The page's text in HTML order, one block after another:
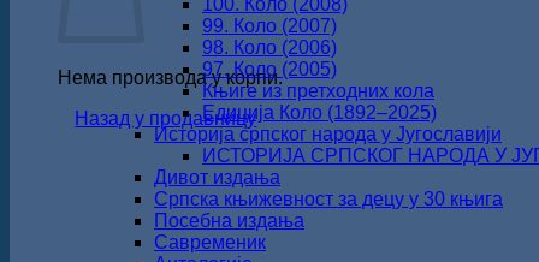
Нема производа у корпи.
Назад у продавницу
100. Коло (2008)
99. Коло (2007)
98. Коло (2006)
97. Коло (2005)
Књиге из претходних кола
Едиција Коло (1892‒2025)
Историја српског народа у Југославији
ИСТОРИЈА СРПСКОГ НАРОДА У
Дивот издања
Српска књижевност за децу у 30 књига
Посебна издања
Савременик